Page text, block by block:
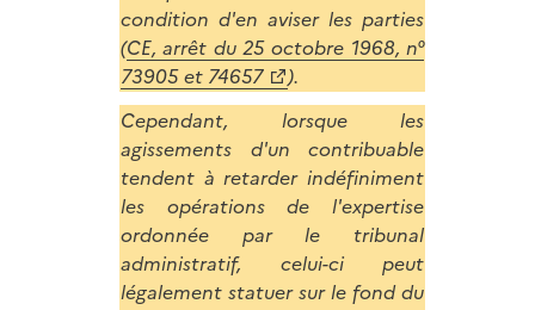
condition d'en aviser les parties
(CE, arrêt du 25 octobre 1968, n°
73905 et 74657
).
Cependant, lorsque les
agissements d'un contribuable
tendent à retarder indéfiniment
les opérations de l'expertise
ordonnée par le tribunal
administratif, celui-ci peut
légalement statuer sur le fond du